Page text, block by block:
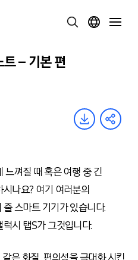
트 – 기본 편
느껴질 때 혹은 여행 중 긴
나요? 여기 여러분의
스마트 기기가 있습니다.
시 탭S가 그것입니다.